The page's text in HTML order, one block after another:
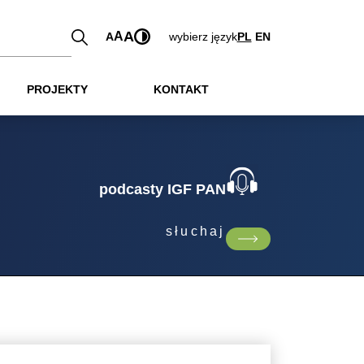
AAA wybierz językPL EN
PROJEKTY KONTAKT
podcasty IGF PAN
słuchaj